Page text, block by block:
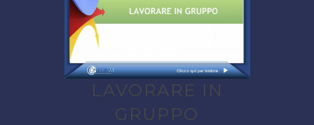
LAVORARE IN
GRUPPO